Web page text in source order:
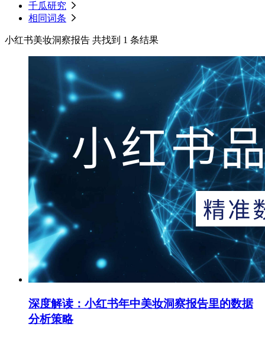
千瓜研究
相同词条
小红书美妆洞察报告 共找到 1 条结果
深度解读：小红书年中美妆洞察报告里的数据
分析策略